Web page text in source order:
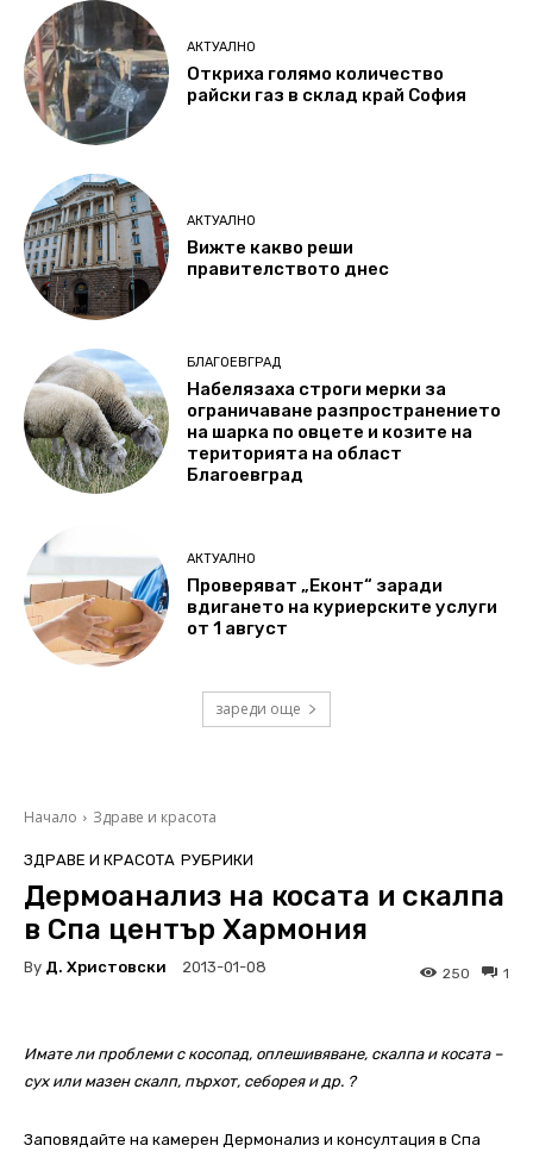
АКТУАЛНО
Откриха голямо количество
райски газ в склад край София
АКТУАЛНО
Вижте какво реши
правителството днес
БЛАГОЕВГРАД
Набелязаха строги мерки за
ограничаване разпространението
на шарка по овцете и козите на
територията на област
Благоевград
АКТУАЛНО
Проверяват „Еконт“ заради
вдигането на куриерските услуги
от 1 август
зареди още